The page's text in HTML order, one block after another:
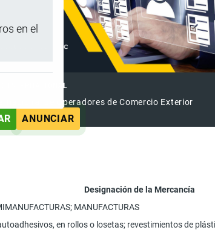
en el
INTERNACIONAL
de Operadores de Comercio Exterior
ANUNCIAR
Designación de la Mercancía
MANUFACTURAS
en rollos o losetas; revestimientos de